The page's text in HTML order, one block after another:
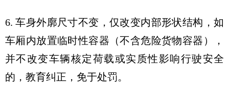
6. 车身外廓尺寸不变，仅改变内部形状结构，如
车厢内放置临时性容器（不含危险货物容器），
并不改变车辆核定荷载或实质性影响行驶安全
的，教育纠正，免于处罚。